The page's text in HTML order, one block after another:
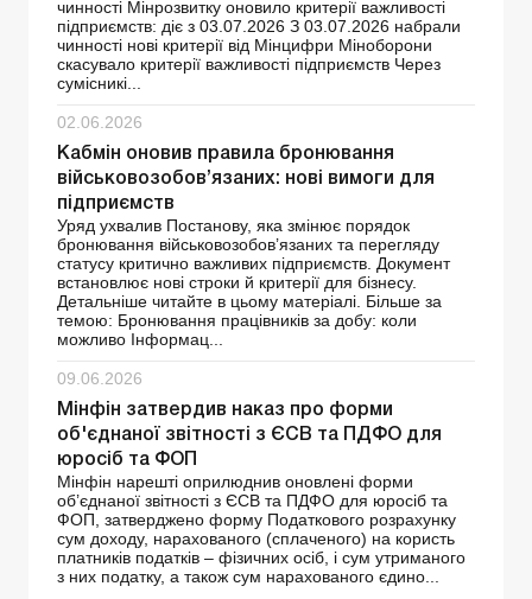
чинності Мінрозвитку оновило критерії важливості
підприємств: діє з 03.07.2026 З 03.07.2026 набрали
чинності нові критерії від Мінцифри Міноборони
скасувало критерії важливості підприємств Через
сумісникі...
02.06.2026
Кабмін оновив правила бронювання
військовозобов’язаних: нові вимоги для
підприємств
Уряд ухвалив Постанову, яка змінює порядок
бронювання військовозобов’язаних та перегляду
статусу критично важливих підприємств. Документ
встановлює нові строки й критерії для бізнесу.
Детальніше читайте в цьому матеріалі. Більше за
темою: Бронювання працівників за добу: коли
можливо Інформац...
09.06.2026
Мінфін затвердив наказ про форми
об'єднаної звітності з ЄСВ та ПДФО для
юросіб та ФОП
Мінфін нарешті оприлюднив оновлені форми
об’єднаної звітності з ЄСВ та ПДФО для юросіб та
ФОП, затверджено форму Податкового розрахунку
сум доходу, нарахованого (сплаченого) на користь
платників податків – фізичних осіб, і сум утриманого
з них податку, а також сум нарахованого єдино...